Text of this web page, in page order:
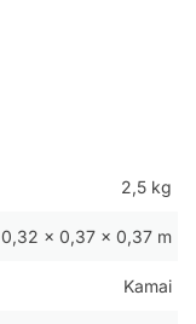
2,5 kg
0,32 × 0,37 × 0,37 m
Kamai